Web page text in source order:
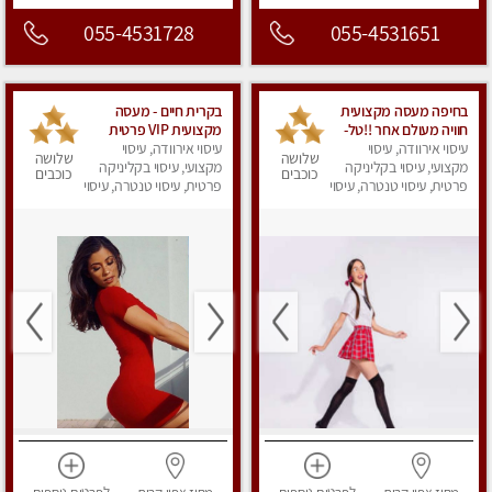
055-4531651
055-4531728
בחיפה מעסה מקצועית
חוויה מעולם אחר !!טל-
0544840029
עיסוי אירוודה, עיסוי
מקצועי, עיסוי בקליניקה
פרטית, עיסוי טנטרה, עיסוי
שלושה
כוכבים
בקרית חיים - מעסה
מקצועית VIP פרטית
ומיוחדת בחיפה מומלץ
מאוד !!!
עיסוי אירוודה, עיסוי
מקצועי, עיסוי בקליניקה
פרטית, עיסוי טנטרה, עיסוי
שלושה
כוכבים